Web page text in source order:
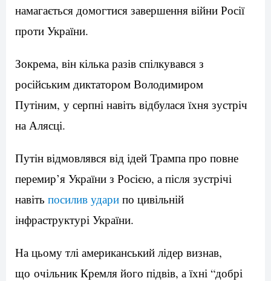
намагається домогтися завершення війни Росії
проти України.
Зокрема, він кілька разів спілкувався з
російським диктатором Володимиром
Путіним, у серпні навіть відбулася їхня зустріч
на Алясці.
Путін відмовлявся від ідей Трампа про повне
перемир’я України з Росією, а після зустрічі
навіть посилив удари по цивільній
інфраструктурі України.
На цьому тлі американський лідер визнав,
що очільник Кремля його підвів, а їхні “добрі